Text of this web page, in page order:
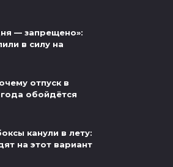
— запрещено»:
в силу на
отпуск в
обойдётся
канули в лету:
на этот вариант